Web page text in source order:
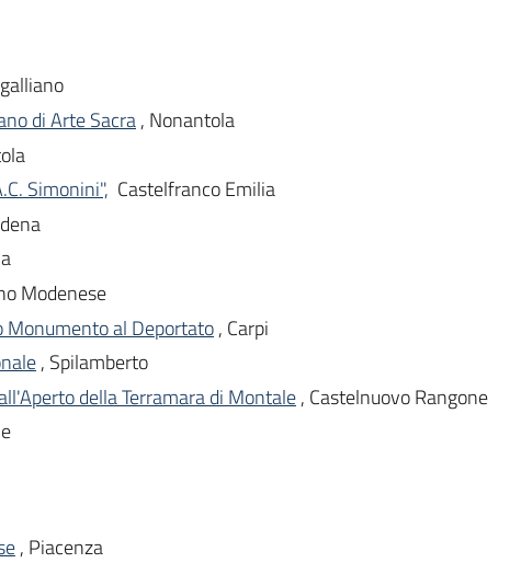
di Arte Sacra, Nonantola
Simonini", Castelfranco Emilia
Modenese
Monumento al Deportato, Carpi
, Spilamberto
della Terramara di Montale, Castelnuovo Rangone
, Piacenza